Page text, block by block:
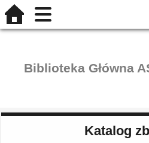
Biblioteka Główna
Katalog